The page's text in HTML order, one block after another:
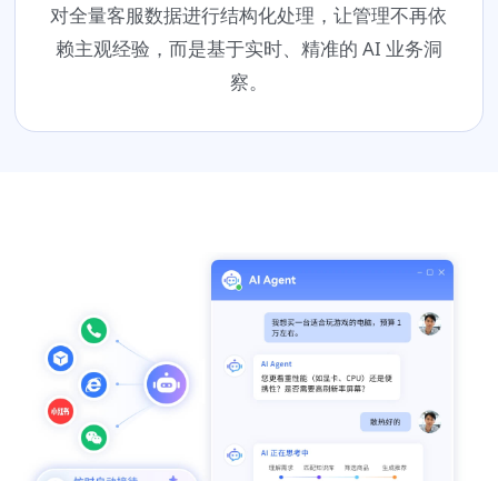
对全量客服数据进行结构化处理，让管理不再依
赖主观经验，而是基于实时、精准的 AI 业务洞
察。